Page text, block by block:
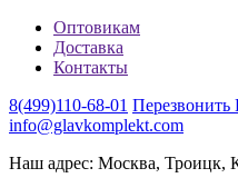
Оптовикам
Доставка
Контакты
8(499)110-68-01 Перезвонить
info@glavkomplekt.com
Наш адрес: Москва, Троицк,